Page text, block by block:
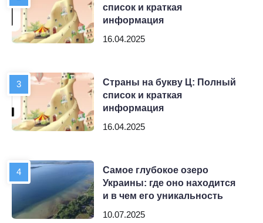
список и краткая
информация
16.04.2025
Страны на букву Ц: Полный
список и краткая
информация
16.04.2025
Самое глубокое озеро
Украины: где оно находится
и в чем его уникальность
10.07.2025